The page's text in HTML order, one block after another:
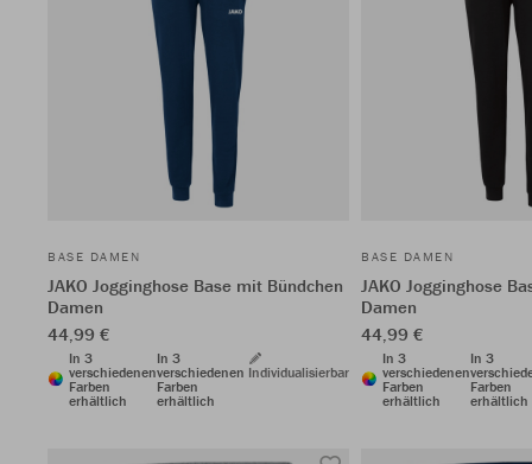
BASE DAMEN
JAKO Jogginghose Base mit Bündchen
Damen
44,99 €
In 3
verschiedenen
Farben
erhältlich
In 3
verschiedenen
Farben
erhältlich
Individualisierbar
BASE DAMEN
JAKO Jogginghose
Damen
44,99 €
In 3
verschiedenen
Farben
erhältlich
In 3
Farben
erhältlich